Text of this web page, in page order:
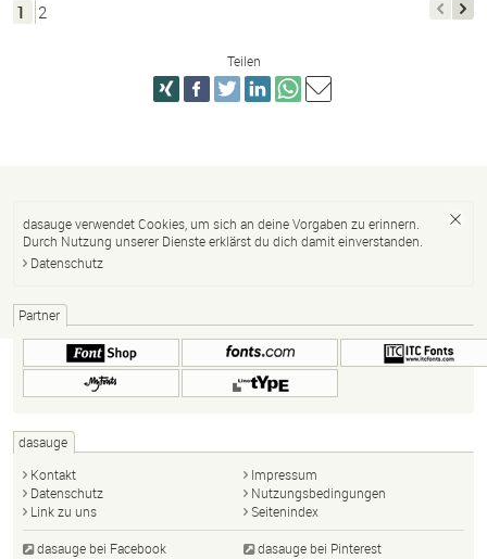
1 2
Teilen
dasauge verwendet Cookies, um sich an deine Vorgaben zu erinnern.
Durch Nutzung unserer Dienste erklärst du dich damit einverstanden.
Datenschutz
Partner
dasauge
Kontakt
Impressum
Datenschutz
Nutzungsbedingungen
Link zu uns
Seitenindex
dasauge bei Facebook dasauge bei Pinterest